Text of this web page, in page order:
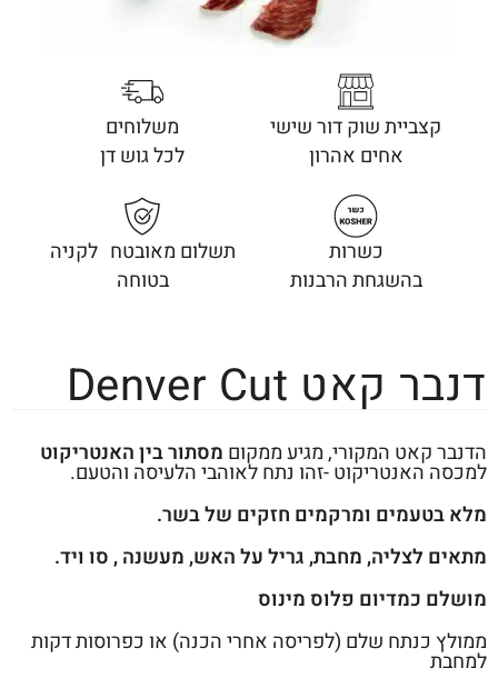
דנבר קאט Denver Cut
הדנבר קאט המקורי, מגיע ממקום מסתור בין האנטריקוט
למכסה האנטריקוט -זהו נתח לאוהבי הלעיסה והטעם.
מלא בטעמים ומרקמים חזקים של בשר.
מתאים לצליה, מחבת, גריל על האש, מעשנה , סו ויד.
מושלם כמדיום פלוס מינוס
ממולץ כנתח שלם (לפריסה אחרי הכנה) או כפרוסות דקות
למחבת
קצביית שוק דור שישי
אחים אהרון
משלוחים
לכל גוש דן
כשרות
בהשגחת הרבנות
תשלום מאובטח לקניה
בטוחה